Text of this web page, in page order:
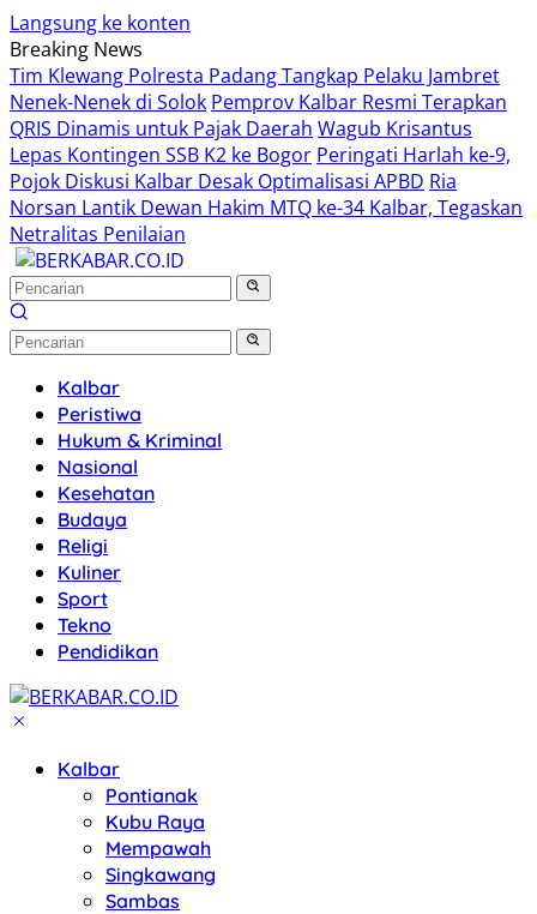
Langsung ke konten
Breaking News
Tim Klewang Polresta Padang Tangkap Pelaku Jambret
Nenek-Nenek di Solok Pemprov Kalbar Resmi Terapkan
QRIS Dinamis untuk Pajak Daerah Wagub Krisantus
Lepas Kontingen SSB K2 ke Bogor Peringati Harlah ke-9,
Pojok Diskusi Kalbar Desak Optimalisasi APBD Ria
Norsan Lantik Dewan Hakim MTQ ke-34 Kalbar, Tegaskan
Netralitas Penilaian
Kalbar
Peristiwa
Hukum & Kriminal
Nasional
Kesehatan
Budaya
Religi
Kuliner
Sport
Tekno
Pendidikan
Kalbar
Pontianak
Kubu Raya
Mempawah
Singkawang
Sambas